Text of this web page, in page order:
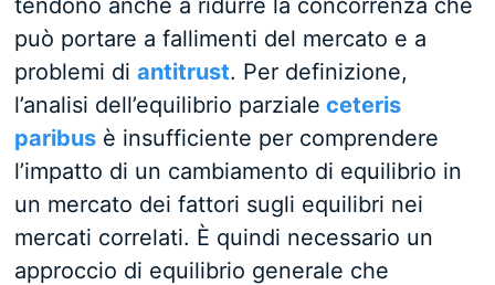
tendono anche a ridurre la concorrenza che
può portare a fallimenti del mercato e a
problemi di antitrust. Per definizione,
l’analisi dell’equilibrio parziale ceteris
paribusè insufficiente per comprendere
l’impatto di un cambiamento di equilibrio in
un mercato dei fattori sugli equilibri nei
mercati correlati. È quindi necessario un
approccio di equilibrio generale che